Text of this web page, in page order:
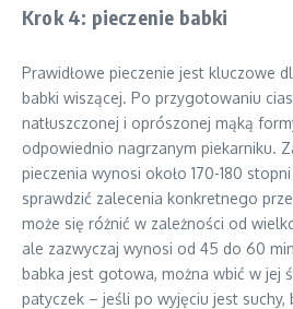
Krok 4: pieczenie babki
Prawidłowe pieczenie jest kluczowe
babki wiszącej. Po przygotowaniu
natłuszczonej i oprószonej mąką
odpowiednio nagrzanym piekarniku.
pieczenia wynosi około 170-180
sprawdzić zalecenia konkretnego
może się różnić w zależności od
ale zazwyczaj wynosi od 45 do 60
babka jest gotowa, można wbić w jej
patyczek – jeśli po wyjęciu jest suchy,